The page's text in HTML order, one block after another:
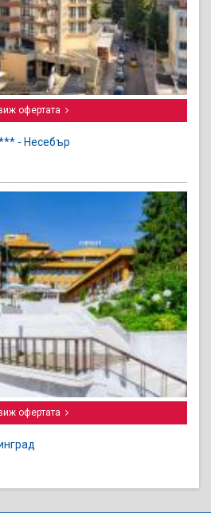
офертата
- Несебър
офертата